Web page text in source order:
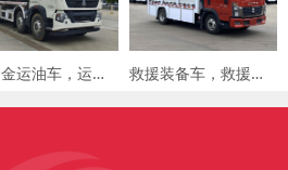
铝合金运油车，运油车厂家，楚胜汽车集团 救援装备车，救援车，楚胜汽车集团